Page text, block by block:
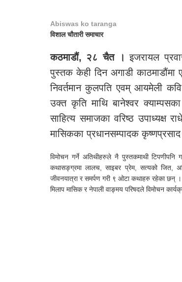
Abiswas ko taranga
विशाल चौतारी समाचार
कठमाडौं, २८ चैत । इजरायल
पुस्तक केही दिन अगाडी काठमाडौंमा
निवर्तमान कुलपति एवम् आयमेली
उक्त कृति माथि बानेश्वर
साहित्य समाजका वरिष्ठ उपाध्यक्ष
मासिकका प्रधानसम्पादक
विमोचन गर्ने अतिथीहरुले नै पुस्तकमाथी टिपणीपनि
कथासङ्ग्रमा लालच, साइबर प्रेम, सत्यको जित,
जीवनयात्रा र समर्पण गरी ९ ओटा कथाहरु रहेका छन् ।
मिलाप मासिक र नेपाली वाङ्मय परिषदले विमोचन